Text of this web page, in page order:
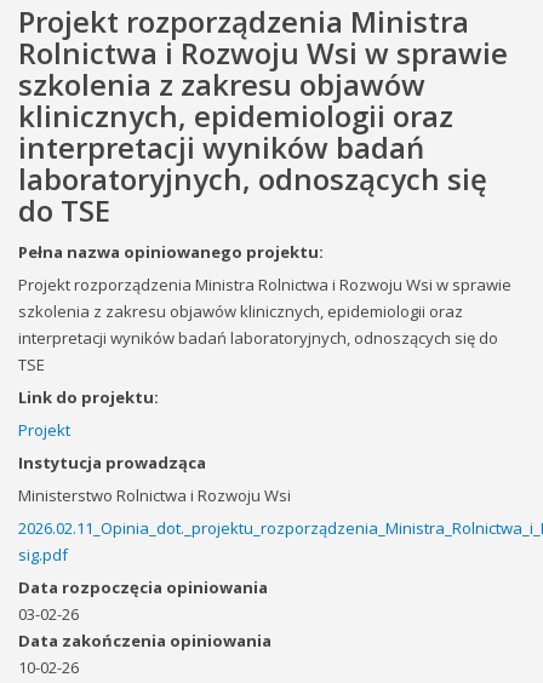
Projekt rozporządzenia Ministra
Rolnictwa i Rozwoju Wsi w sprawie
szkolenia z zakresu objawów
klinicznych, epidemiologii oraz
interpretacji wyników badań
laboratoryjnych, odnoszących się
do TSE
Pełna nazwa opiniowanego projektu:
Projekt rozporządzenia Ministra Rolnictwa i Rozwoju Wsi w sprawie
szkolenia z zakresu objawów klinicznych, epidemiologii oraz
interpretacji wyników badań laboratoryjnych, odnoszących się do
TSE
Link do projektu:
Projekt
Instytucja prowadząca
Ministerstwo Rolnictwa i Rozwoju Wsi
sig.pdf
Data rozpoczęcia opiniowania
03-02-26
Data zakończenia opiniowania
10-02-26